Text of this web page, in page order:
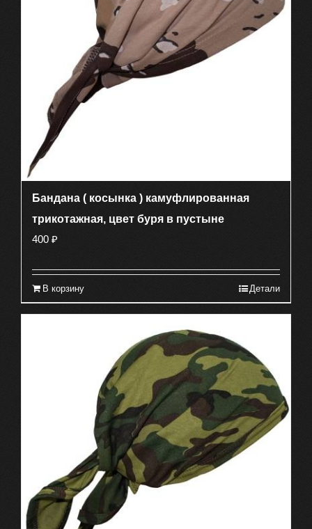
Бандана ( косынка ) камуфлированная
трикотажная, цвет буря в пустыне
400 ₽
В корзину Детали